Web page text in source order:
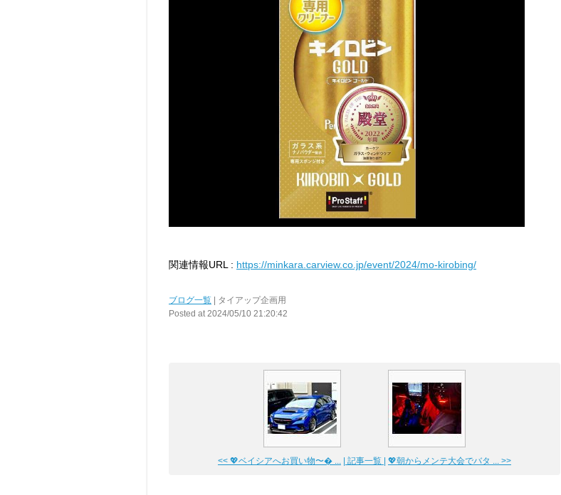
関連情報URL : https://minkara.carview.co.jp/event/2024/mo-kirobing/
ブログ一覧 | タイアップ企画用
Posted at 2024/05/10 21:20:42
<< 💖ベイシアへお買い物〜� ... | 記事一覧 | 💖朝からメンテ大会でバタ ... >>